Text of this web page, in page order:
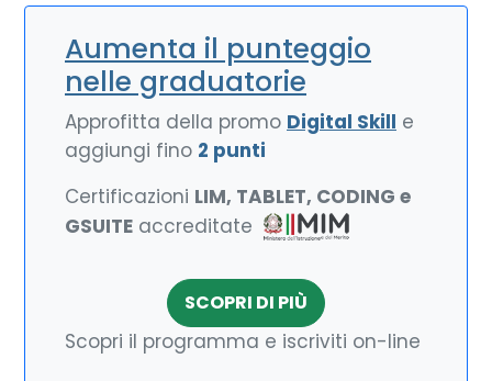
Aumenta il punteggio
nelle graduatorie
Approfitta della promo Digital Skill e
aggiungi fino 2 punti
Certificazioni LIM, TABLET, CODING e
GSUITE accreditate
SCOPRI DI PIÙ
Scopri il programma e iscriviti on-line